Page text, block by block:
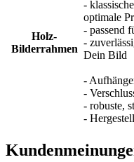
Holz-
Bilderrahmen
-
optimale
- passend
-
Dein Bild
-
-
- robuste,
-